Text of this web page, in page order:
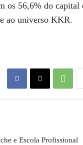
os 56,6% do
ao universo KKR.
e Escola Profissional